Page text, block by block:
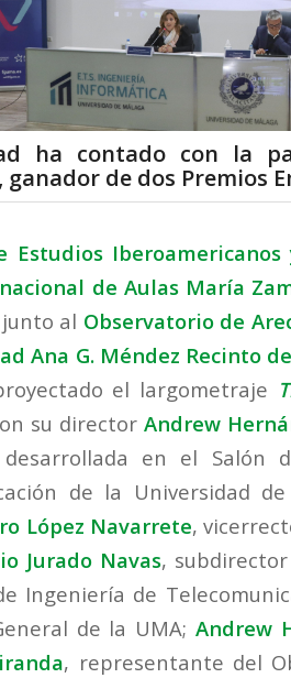
ha contado con la
ganador de dos Premios
Estudios
de Aulas María
al Observatorio de
Ana G. Méndez Recinto
el largometraje
su director Andrew
desarrollada en el Salón
de la Universidad
López Navarrete,
Jurado Navas,
Ingeniería de
de la UMA; Andrew
, representante del